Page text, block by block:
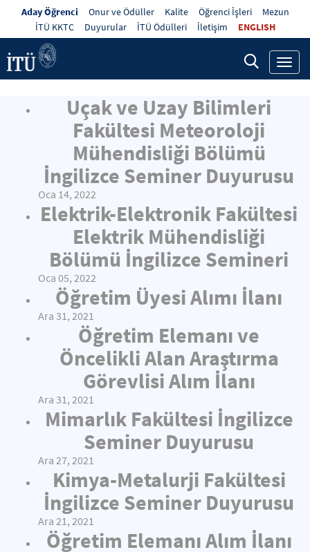
Aday Öğrenci Onur ve Ödüller Kalite Öğrenci İşleri
Mezun
İTÜ KKTC
Duyurular İTÜ Ödülleri İletişim ENGLISH
Uçak ve Uzay Bilimleri
Fakültesi Meteoroloji
Mühendisliği Bölümü
İngilizce Seminer Duyurusu
Oca 14, 2022
Elektrik-Elektronik Fakültesi
Elektrik Mühendisliği
Bölümü İngilizce Semineri
Oca 05, 2022
Öğretim Üyesi Alımı İlanı
Ara 31, 2021
Öğretim Elemanı ve
Öncelikli Alan Araştırma
Görevlisi Alım İlanı
Ara 31, 2021
Mimarlık Fakültesi İngilizce
Seminer Duyurusu
Ara 27, 2021
Kimya-Metalurji Fakültesi
İngilizce Seminer Duyurusu
Ara 21, 2021
Öğretim Elemanı Alım İlanı